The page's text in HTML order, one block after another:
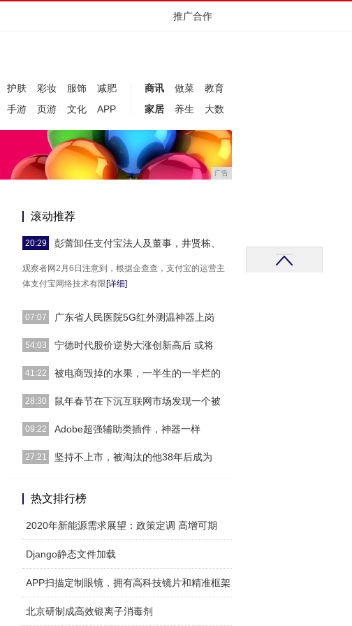
推广合作
护肤 彩妆 服饰
减肥
手游 页游 文化 APP
商讯 做菜
教育
家居
养生 大数
广告
滚动推荐
20:29 彭蕾卸任支付宝法人及董事，井贤栋、
观察者网2月6日注意到，根据企查查，支付宝的运营主
体支付宝网络技术有限 [详细]
07:07 广东省人民医院5G红外测温神器上岗
据了解，这个“神器”功能很强大，可同时侦测视野内多人
54:03 宁德时代股价逆势大涨创新高后 或将
2月3日，在鼠年的首个交易日，A股市场就为股民们上演
41:22 被电商毁掉的水果，一半生的一半烂的
当今社会，网购已经成了一种生活方式，在手机上通过各
28:30 鼠年春节在下沉互联网市场发现一个被
下沉市场是一个近几年被追捧的市场，尤其是下沉互联网
09:22 Adobe超强辅助类插件，神器一样
今天给大家带来了一些PS和AI的超强实用插件，都是一
27:21 坚持不上市，被淘汰的他38年后成为
从华尔街名不经传的
热文排行榜
2020年新能源需求展望：政策定调 高增可期
Django静态文件加载
APP扫描定制眼镜，拥有高科技镜片和精准框架
北京研制成高效银离子消毒剂